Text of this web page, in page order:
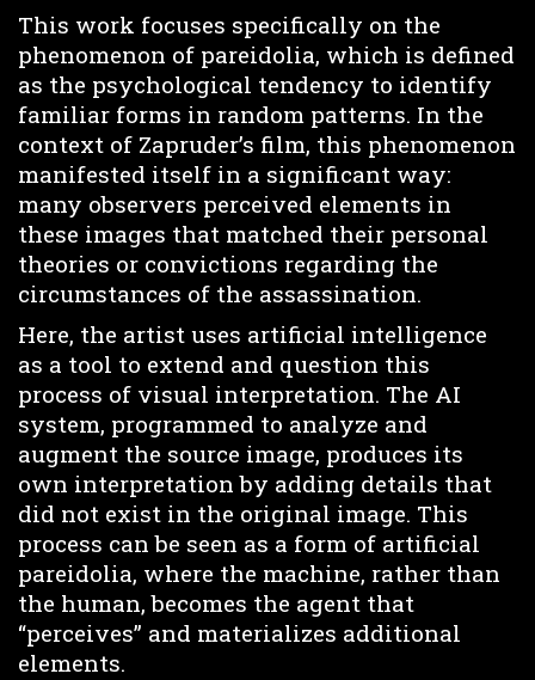
This work focuses specifically on the
phenomenon of pareidolia, which is defined
as the psychological tendency to identify
familiar forms in random patterns. In the
context of Zapruder’s film, this phenomenon
manifested itself in a significant way:
many observers perceived elements in
these images that matched their personal
theories or convictions regarding the
circumstances of the assassination.
Here, the artist uses artificial intelligence
as a tool to extend and question this
process of visual interpretation. The AI
system, programmed to analyze and
augment the source image, produces its
own interpretation by adding details that
did not exist in the original image. This
process can be seen as a form of artificial
pareidolia, where the machine, rather than
the human, becomes the agent that
“perceives” and materializes additional
elements.